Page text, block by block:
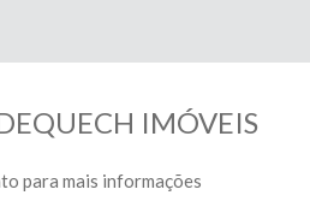
IMÓVEIS
para mais informações